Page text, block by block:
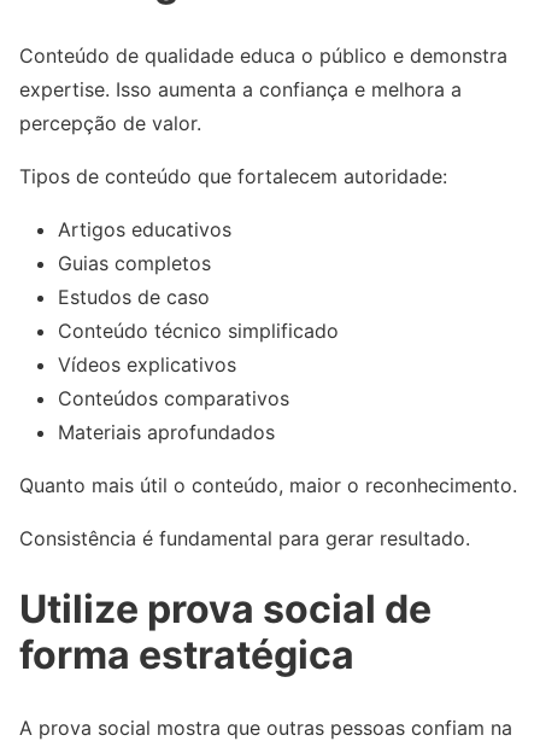
Conteúdo de qualidade educa o público e demonstra
expertise. Isso aumenta a confiança e melhora a
percepção de valor.
Tipos de conteúdo que fortalecem autoridade:
Artigos educativos
Guias completos
Estudos de caso
Conteúdo técnico simplificado
Vídeos explicativos
Conteúdos comparativos
Materiais aprofundados
Quanto mais útil o conteúdo, maior o reconhecimento.
Consistência é fundamental para gerar resultado.
Utilize prova social de
forma estratégica
A prova social mostra que outras pessoas confiam na